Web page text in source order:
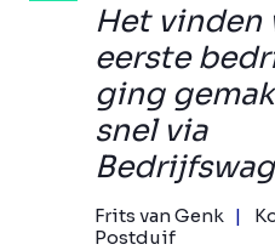
Het vinden
eerste
ging
snel via
Frits van Genk
Postduif